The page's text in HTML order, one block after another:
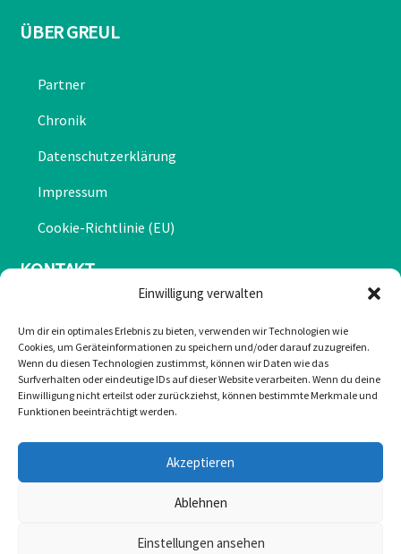
Einwilligung verwalten
Um dir ein optimales Erlebnis zu bieten, verwenden wir Technologien wie
Cookies, um Geräteinformationen zu speichern und/oder darauf zuzugreifen.
Wenn du diesen Technologien zustimmst, können wir Daten wie das
Surfverhalten oder eindeutige IDs auf dieser Website verarbeiten. Wenn du deine
Einwilligung nicht erteilst oder zurückziehst, können bestimmte Merkmale und
Funktionen beeinträchtigt werden.
Akzeptieren
Ablehnen
Einstellungen ansehen
ÜBER GREUL
Partner
Chronik
Datenschutzerklärung
Impressum
Cookie-Richtlinie (EU)
KONTAKT
Tel: +43 2755 7272
Texing 20, 3242 Texing